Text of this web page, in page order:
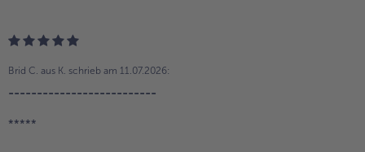
Brid C. aus K. schrieb am 11.07.2026:
--------------------------
*****